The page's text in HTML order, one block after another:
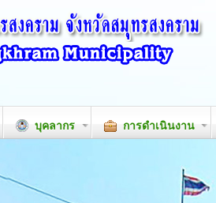
บุคลากร การดำเนินงาน